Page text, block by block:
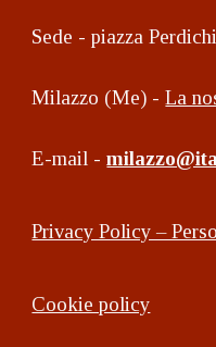
Sede - piazza
Milazzo (Me) -La
E-mail -
Privacy Policy –
Cookie policy